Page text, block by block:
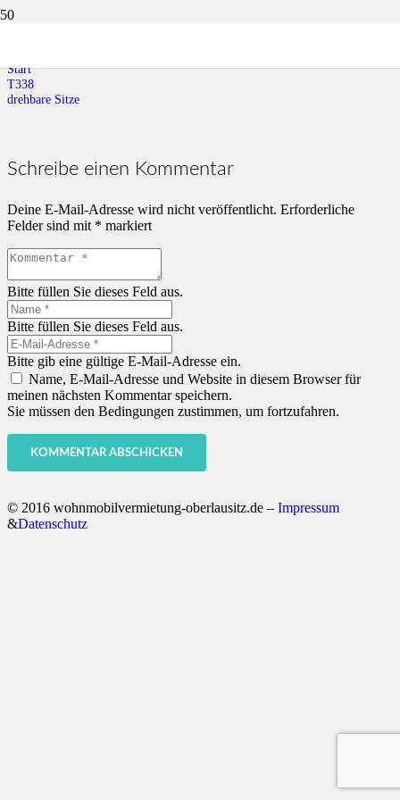
Start
T338
drehbare Sitze
Schreibe einen Kommentar
Deine E-Mail-Adresse wird nicht veröffentlicht. Erforderliche
Felder sind mit * markiert
Bitte füllen Sie dieses Feld aus.
Bitte füllen Sie dieses Feld aus.
Bitte gib eine gültige E-Mail-Adresse ein.
Name, E-Mail-Adresse und Website in diesem Browser für
meinen nächsten Kommentar speichern.
Sie müssen den Bedingungen zustimmen, um fortzufahren.
KOMMENTAR ABSCHICKEN
© 2016 wohnmobilvermietung-oberlausitz.de – Impressum
&Datenschutz